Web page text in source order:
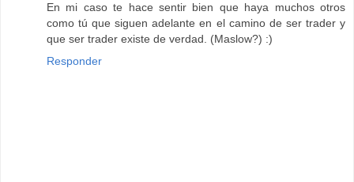
En mi caso te hace sentir bien que haya muchos otros
como tú que siguen adelante en el camino de ser trader y
que ser trader existe de verdad. (Maslow?) :)
Responder